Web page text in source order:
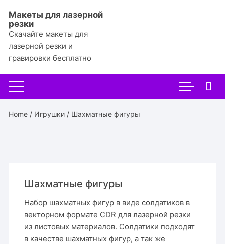
содержимому
Макеты для лазерной
резки
Скачайте макеты для
лазерной резки и
гравировки бесплатно
Home / Игрушки / Шахматные фигуры
Шахматные фигуры
Набор шахматных фигур в виде солдатиков в
векторном формате CDR для лазерной резки
из листовых материалов. Солдатики подходят
в качестве шахматных фигур, а так же